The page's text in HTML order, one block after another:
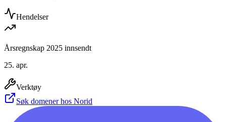
Hendelser
Årsregnskap 2025 innsendt
25. apr.
Verktøy
Søk domener hos Norid